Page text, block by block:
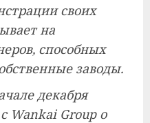
своих
на
способных
заводы.
декабря
Wankai Group о